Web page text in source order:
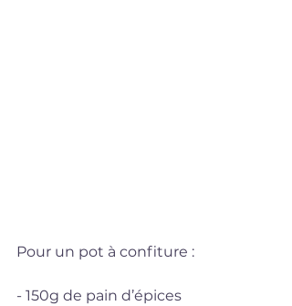
Pour un pot à confiture :
- 150g de pain d’épices